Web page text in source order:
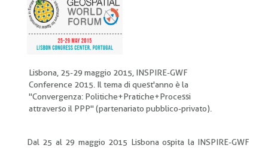
Lisbona, 25-29 maggio 2015, INSPIRE-GWF
Conference 2015. Il tema di quest'anno è la
"Convergenza: Politiche+Pratiche+Processi
attraverso il PPP" (partenariato pubblico-privato).
Dal 25 al 29 maggio 2015 Lisbona ospita la INSPIRE-GWF